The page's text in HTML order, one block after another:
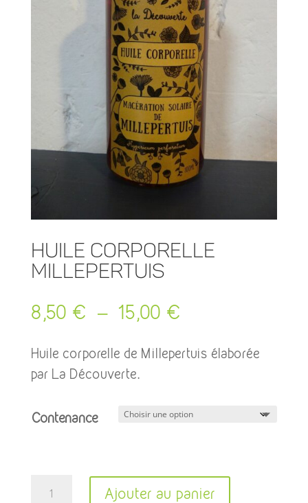
Huile Corporelle
Millepertuis
8,50 € – 15,00 €
prix :
15,00 €
Huile corporelle de Millepertuis élaborée
par La Découverte.
Contenance
Ajouter au panier